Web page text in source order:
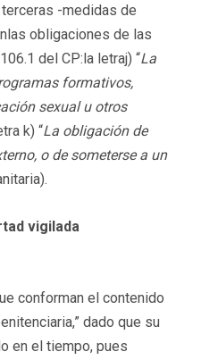
terceras -medidas de
obligaciones de las
del CP:la letraj) “La
formativos,
sexual u otros
k) “La obligación de
o de someterse a un
vigilada
conforman el contenido
dado que su
en el tiempo, pues